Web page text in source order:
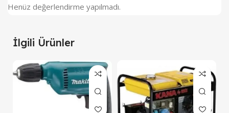
Henüz değerlendirme yapılmadı.
İlgili Ürünler